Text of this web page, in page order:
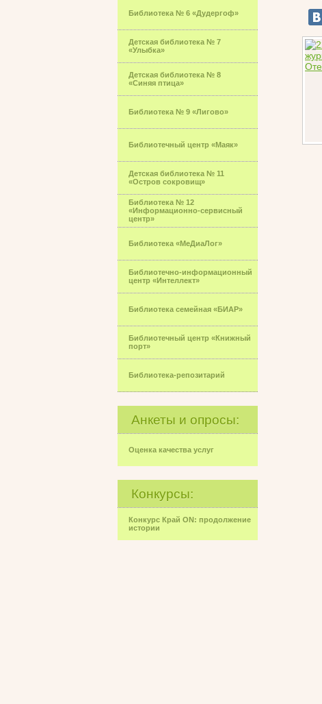
Библиотека № 6 «Дудергоф»
Детская библиотека № 7
«Улыбка»
Детская библиотека № 8
«Синяя птица»
Библиотека № 9 «Лигово»
Библиотечный центр «Маяк»
Детская библиотека № 11
«Остров сокровищ»
Библиотека № 12
«Информационно-сервисный
центр»
Библиотека «МеДиаЛог»
Библиотечно-информационный
центр «Интеллект»
Библиотека семейная «БИАР»
Библиотечный центр «Книжный
порт»
Библиотека-репозитарий
Анкеты и опросы:
Оценка качества услуг
Конкурсы:
Конкурс Край ON: продолжение
истории